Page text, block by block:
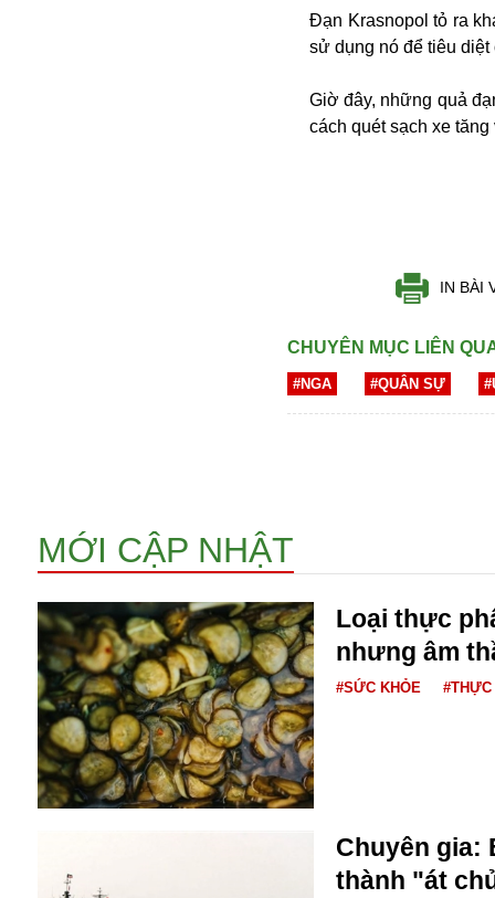
Bóng đá
Bill Gates
Bí ẩn
Bitcoin
Bamboo Airways
Báo Nga có gì?
Biển Đông
Barrack Obama
Bắc Kinh
Buôn bán ở Nga
Bộ Y tế
Đạn Krasnopol tỏ ra
sử dụng nó để tiêu
Giờ đây, những quả
cách quét sạch xe
IN BÀI
CHUYÊN MỤC LIÊN
#NGA #QUÂN SỰ
MỚI CẬP NHẬT
Loại thực
nhưng âm
#SỨC KHỎE #THỰC
Chuyên gia:
thành "át